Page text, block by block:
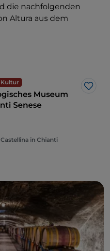
die nachfolgenden
Altura aus dem
Like
Museum
Senese
in Chianti